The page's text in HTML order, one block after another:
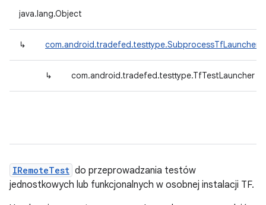
java.lang.Object
↳ com.android.tradefed.testtype.SubprocessTfLauncher
↳ com.android.tradefed.testtype.TfTestLauncher
IRemoteTest do przeprowadzania testów
jednostkowych lub funkcjonalnych w osobnej instalacji TF.